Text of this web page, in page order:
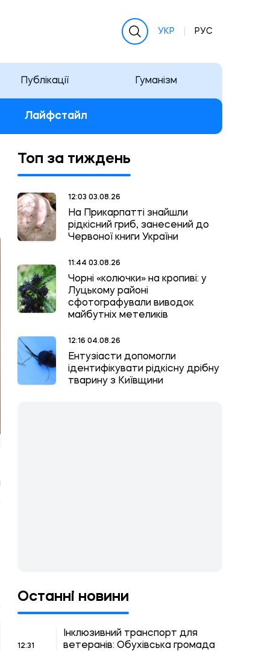
УКР РУС
Публікації Гуманізм
Лайфстайл
Топ за тиждень
12:03 03.08.26
На Прикарпатті знайшли
рідкісний гриб, занесений до
Червоної книги України
11:44 03.08.26
Чорні «колючки» на кропиві: у
Луцькому районі
сфотографували виводок
майбутніх метеликів
12:16 04.08.26
Ентузіасти допомогли
ідентифікувати рідкісну дрібну
тварину з Київщини
Останні новини
12:31
Інклюзивний транспорт для
ветеранів: Обухівська громада